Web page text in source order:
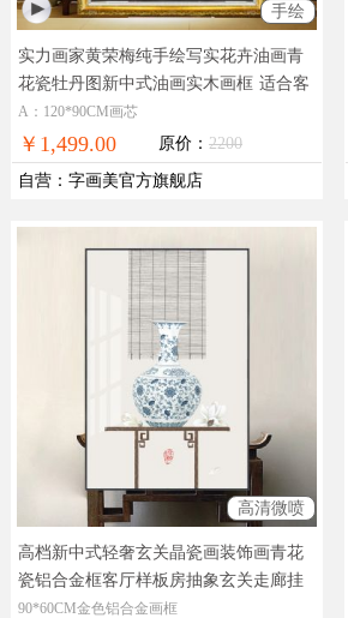
手绘
实力画家黄荣梅纯手绘写实花卉油画青
花瓷牡丹图新中式油画实木画框 适合客
厅大厅的精品写实花卉油画
A：120*90CM画芯
￥1,499.00 原价： 2200
自营 ： 字画美官方旗舰店
高清微喷
高档新中式轻奢玄关晶瓷画装饰画青花
瓷铝合金框客厅样板房抽象玄关走廊挂
画 晶莹剔透奢华极致工厂直销十五天无
90*60CM金色铝合金画框